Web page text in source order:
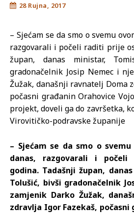
28 Rujna, 2017
– Sjećam se da smo o svemu
razgovarali i počeli raditi prije
župan, danas ministar,
gradonačelnik Josip Nemec i
Žužak, današnji ravnatelj Doma
počasni građanin Orahovice
projekt, doveli ga do završetka,
Virovitičko-podravske županije
– Sjećam se da smo o
danas, razgovarali i
godina. Tadašnji župan,
Tolušić, bivši gradonačelnik
zamjenik Darko Žužak,
zdravlja Igor Fazekaš, počasni